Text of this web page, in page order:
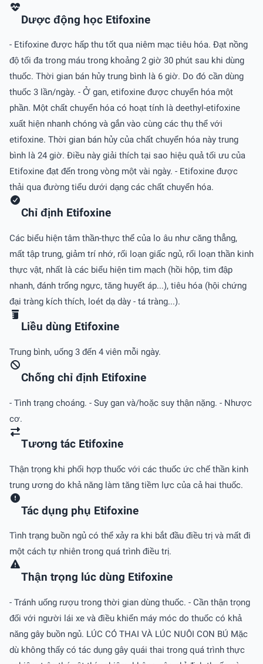
Dược động học Etifoxine
- Etifoxine được hấp thu tốt qua niêm mạc tiêu hóa. Ðạt nồng
độ tối đa trong máu trong khoảng 2 giờ 30 phút sau khi dùng
thuốc. Thời gian bán hủy trung bình là 6 giờ. Do đó cần dùng
thuốc 3 lần/ngày. - Ở gan, etifoxine được chuyển hóa một
phần. Một chất chuyển hóa có hoạt tính là deethyl-etifoxine
xuất hiện nhanh chóng và gắn vào cùng các thụ thể với
etifoxine. Thời gian bán hủy của chất chuyển hóa này trung
bình là 24 giờ. Ðiều này giải thích tại sao hiệu quả tối ưu của
Etifoxine đạt đến trong vòng một vài ngày. - Etifoxine được
thải qua đường tiểu dưới dạng các chất chuyển hóa.
Chỉ định Etifoxine
Các biểu hiện tâm thần-thực thể của lo âu như căng thẳng,
mất tập trung, giảm trí nhớ, rối loạn giấc ngủ, rối loạn thần kinh
thực vật, nhất là các biểu hiện tim mạch (hồi hộp, tim đập
nhanh, đánh trống ngực, tăng huyết áp...), tiêu hóa (hội chứng
đại tràng kích thích, loét dạ dày - tá tràng...).
Liều dùng Etifoxine
Trung bình, uống 3 đến 4 viên mỗi ngày.
Chống chỉ định Etifoxine
- Tình trạng choáng. - Suy gan và/hoặc suy thận nặng. - Nhược
cơ.
Tương tác Etifoxine
Thận trọng khi phối hợp thuốc với các thuốc ức chế thần kinh
trung ương do khả năng làm tăng tiềm lực của cả hai thuốc.
Tác dụng phụ Etifoxine
Tình trạng buồn ngủ có thể xảy ra khi bắt đầu điều trị và mất đi
một cách tự nhiên trong quá trình điều trị.
Thận trọng lúc dùng Etifoxine
- Tránh uống rượu trong thời gian dùng thuốc. - Cần thận trọng
đối với người lái xe và điều khiển máy móc do thuốc có khả
năng gây buồn ngủ. LÚC CÓ THAI VÀ LÚC NUÔI CON BÚ Mặc
dù không thấy có tác dụng gây quái thai trong quá trình thực